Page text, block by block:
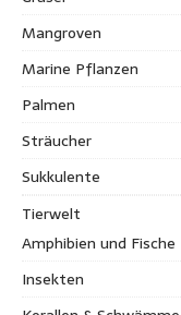
Mangroven
Marine Pflanzen
Palmen
Sträucher
Sukkulente
Tierwelt
Amphibien und Fische
Insekten